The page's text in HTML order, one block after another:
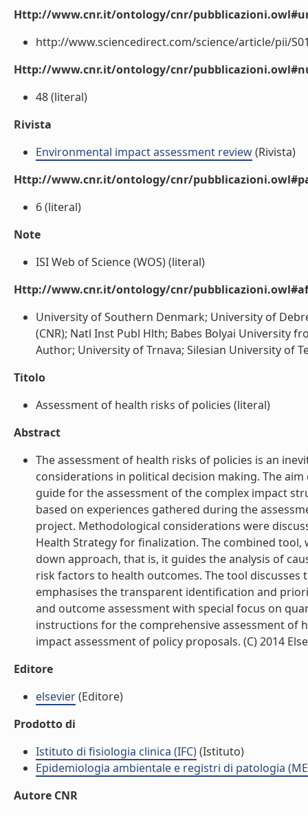
Http://www.cnr.it/ontology/cnr/
http://www.sciencedirect.com/science/article/pii/
Http://www.cnr.it/ontology/cnr/
48 (literal)
Rivista
Environmental impact assessment review(Rivista)
Http://www.cnr.it/ontology/cnr/
6 (literal)
Note
ISI Web of Science (WOS) (literal)
Http://www.cnr.it/ontology/cnr/
University of Southern Denmark; University of
(CNR); Natl Inst Publ Hlth; Babes Bolyai University
Author; University of Trnava; Silesian University of
Titolo
Assessment of health risks of policies (literal)
Abstract
The assessment of health risks of policies is an
considerations in political decision making. The
guide for the assessment of the complex impact
based on experiences gathered during the
project. Methodological considerations were
Health Strategy for finalization. The combined
down approach, that is, it guides the analysis of
risk factors to health outcomes. The tool
emphasises the transparent identification and
and outcome assessment with special focus on
instructions for the comprehensive assessment of
impact assessment of policy proposals. (C) 2014
Editore
elsevier(Editore)
Prodotto di
Istituto di fisiologia clinica (IFC)(Istituto)
Epidemiologia ambientale e registri di patologia
Autore CNR